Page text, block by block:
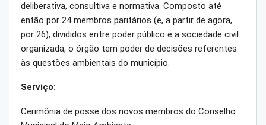
deliberativa, consultiva e normativa. Composto até
então por 24 membros paritários (e, a partir de agora,
por 26), divididos entre poder público e a sociedade civil
organizada, o órgão tem poder de decisões referentes
às questões ambientais do município.
Serviço:
Cerimônia de posse dos novos membros do Conselho